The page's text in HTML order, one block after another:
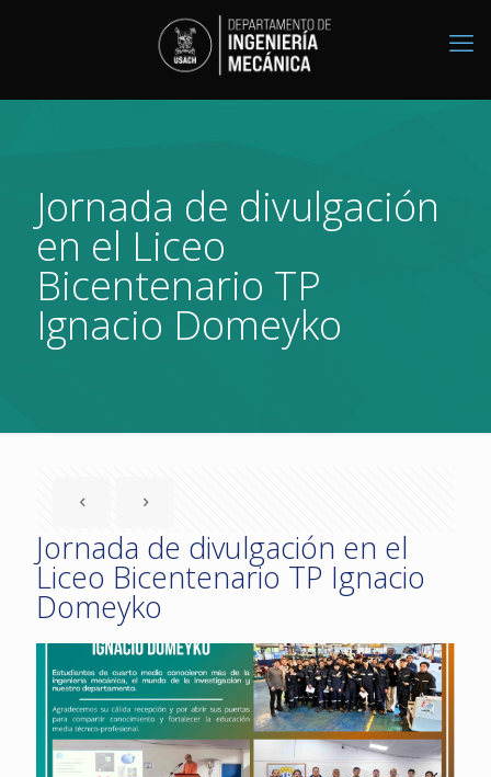
Jornada de divulgación
en el Liceo
Bicentenario TP
Ignacio Domeyko
Jornada de divulgación en el
Liceo Bicentenario TP Ignacio
Domeyko